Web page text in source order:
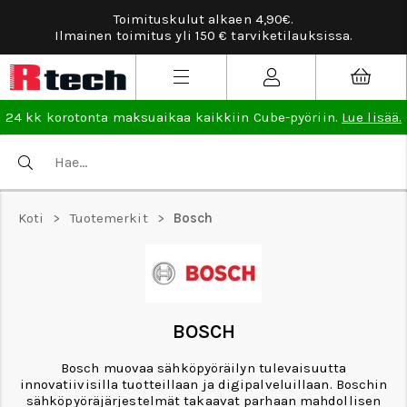
Toimituskulut alkaen 4,90€.
Ilmainen toimitus yli 150 € tarviketilauksissa.
24 kk korotonta maksuaikaa kaikkiin Cube-pyöriin. Lue lisää.
Koti > Tuotemerkit > Bosch
BOSCH
Bosch muovaa sähköpyöräilyn tulevaisuutta
innovatiivisilla tuotteillaan ja digipalveluillaan. Boschin
sähköpyöräjärjestelmät takaavat parhaan mahdollisen